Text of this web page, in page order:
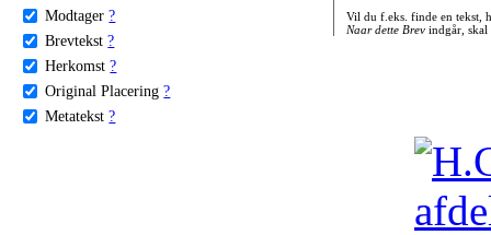
Modtager ?
Brevtekst ?
Herkomst ?
Original Placering ?
Metatekst ?
Vil du f.eks. finde en tekst,
Naar dette Brevindgår, skal